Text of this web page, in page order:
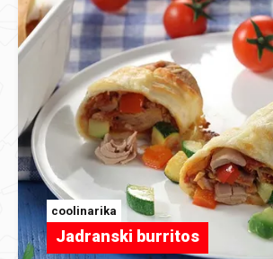
coolinarika
Jadranski burritos